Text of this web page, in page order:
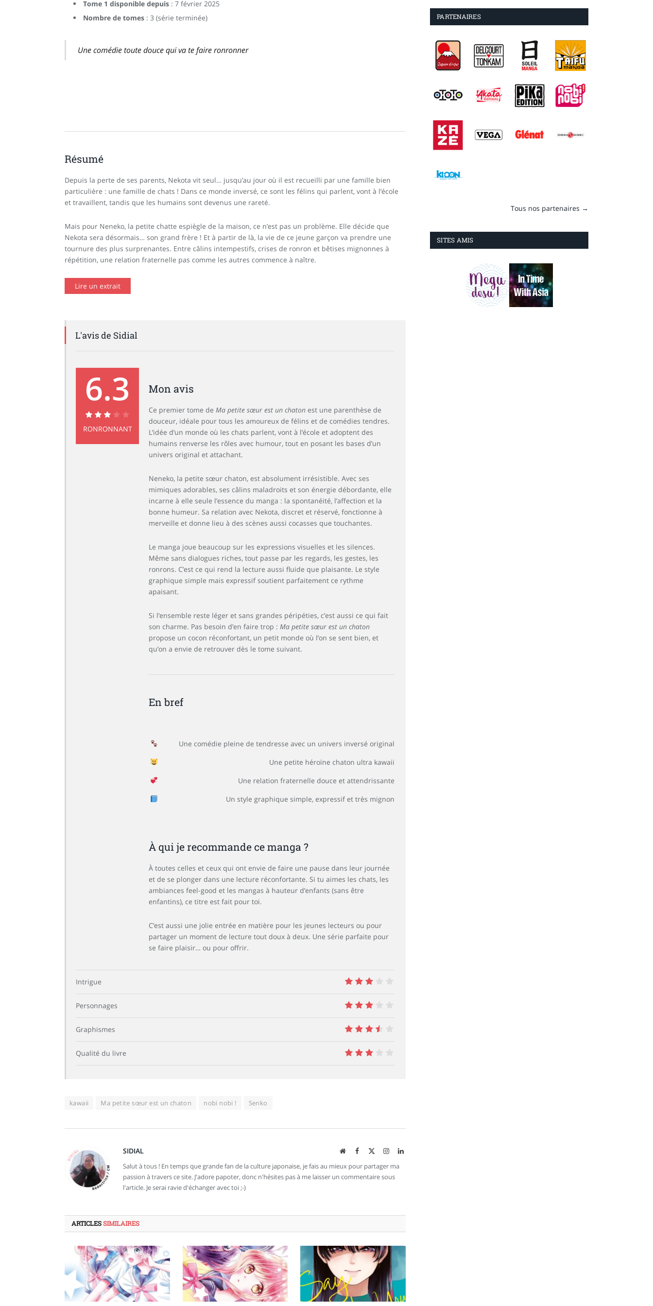
Tome 1 disponible depuis : 7 février 2025
Nombre de tomes : 3 (série terminée)
Une comédie toute douce qui va te faire ronronner
Résumé
Depuis la perte de ses parents, Nekota vit seul… jusqu’au jour où il est recueilli par une famille bien
particulière : une famille de chats ! Dans ce monde inversé, ce sont les félins qui parlent, vont à l’école
et travaillent, tandis que les humains sont devenus une rareté.
Mais pour Neneko, la petite chatte espiègle de la maison, ce n’est pas un problème. Elle décide que
Nekota sera désormais… son grand frère ! Et à partir de là, la vie de ce jeune garçon va prendre une
tournure des plus surprenantes. Entre câlins intempestifs, crises de ronron et bêtises mignonnes à
répétition, une relation fraternelle pas comme les autres commence à naître.
Lire un extrait
L'avis de Sidial
6.3
6.3
RONRONNANT
Mon avis
Ce premier tome de Ma petite sœur est un chaton est une parenthèse de
douceur, idéale pour tous les amoureux de félins et de comédies tendres.
L’idée d’un monde où les chats parlent, vont à l’école et adoptent des
humains renverse les rôles avec humour, tout en posant les bases d’un
univers original et attachant.
Neneko, la petite sœur chaton, est absolument irrésistible. Avec ses
mimiques adorables, ses câlins maladroits et son énergie débordante, elle
incarne à elle seule l’essence du manga : la spontanéité, l’affection et la
bonne humeur. Sa relation avec Nekota, discret et réservé, fonctionne à
merveille et donne lieu à des scènes aussi cocasses que touchantes.
Le manga joue beaucoup sur les expressions visuelles et les silences.
Même sans dialogues riches, tout passe par les regards, les gestes, les
ronrons. C’est ce qui rend la lecture aussi fluide que plaisante. Le style
graphique simple mais expressif soutient parfaitement ce rythme
apaisant.
Si l’ensemble reste léger et sans grandes péripéties, c’est aussi ce qui fait
son charme. Pas besoin d’en faire trop : Ma petite sœur est un chaton
propose un cocon réconfortant, un petit monde où l’on se sent bien, et
qu’on a envie de retrouver dès le tome suivant.
En bref
Une comédie pleine de tendresse avec un univers inversé original
Une petite héroïne chaton ultra kawaii
Une relation fraternelle douce et attendrissante
Un style graphique simple, expressif et très mignon
À qui je recommande ce manga ?
À toutes celles et ceux qui ont envie de faire une pause dans leur journée
et de se plonger dans une lecture réconfortante. Si tu aimes les chats, les
ambiances feel-good et les mangas à hauteur d’enfants (sans être
enfantins), ce titre est fait pour toi.
C’est aussi une jolie entrée en matière pour les jeunes lecteurs ou pour
partager un moment de lecture tout doux à deux. Une série parfaite pour
se faire plaisir… ou pour offrir.
Intrigue
6
Personnages
6
Graphismes
7
Qualité du livre
6
kawaii Ma petite sœur est un chaton nobi nobi ! Senko
SIDIAL
Site Facebook InstagramLinkedIn
Salut à tous ! En temps que grande fan de la culture japonaise, je fais au mieux pour partager ma
passion à travers ce site. J'adore papoter, donc n'hésites pas à me laisser un commentaire sous
l'article. Je serai ravie d'échanger avec toi ;-)
ARTICLESSIMILAIRES
PARTENAIRES
Tous nos partenaires →
SITES AMIS